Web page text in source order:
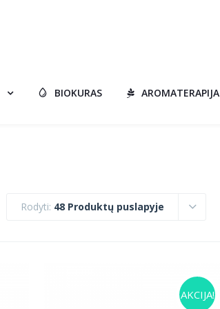
BIOKURAS AROMATERAPIJA
Rodyti: 48 Produktų puslapyje
AKCIJA!